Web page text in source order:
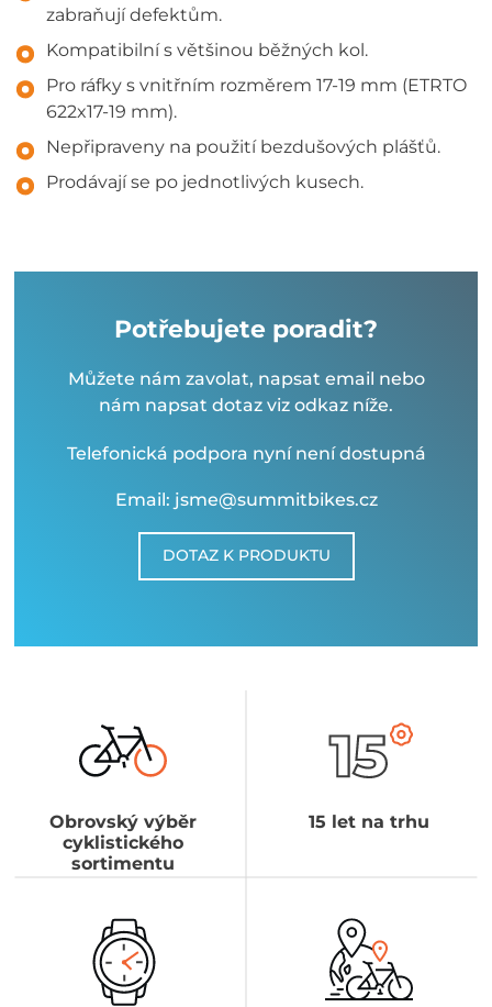
zabraňují defektům.
Kompatibilní s většinou běžných kol.
Pro ráfky s vnitřním rozměrem 17-19 mm (ETRTO
622x17-19 mm).
Nepřipraveny na použití bezdušových plášťů.
Prodávají se po jednotlivých kusech.
Potřebujete poradit?
Můžete nám zavolat, napsat email nebo
nám napsat dotaz viz odkaz níže.
Telefonická podpora nyní není dostupná
Email: jsme@summitbikes.cz
DOTAZ K PRODUKTU
Obrovský výběr
cyklistického
sortimentu
15 let na trhu